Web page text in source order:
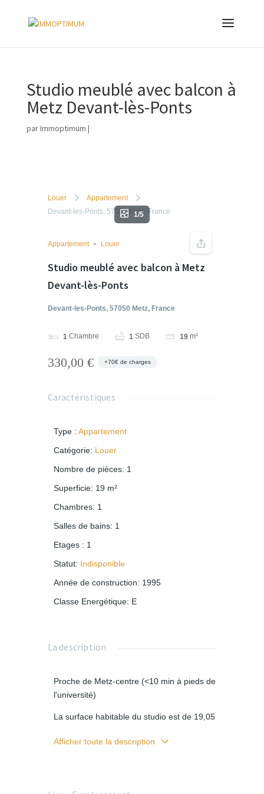
Studio meublé avec balcon à
Metz Devant-lès-Ponts
parImmoptimum |
Louer
Appartement
Devant-les-Ponts, 57050 Metz, France
1/5
Appartement Louer
Studio meublé avec balcon à Metz
Devant-lès-Ponts
Devant-les-Ponts, 57050 Metz, France
1 Chambre 1 SDB 19m²
330,00 € +70€ de charges
Caractéristiques
Type : Appartement
Catégorie: Louer
Nombre de pièces: 1
Superficie: 19 m²
Chambres: 1
Salles de bains: 1
Etages : 1
Statut: Indisponible
Année de construction: 1995
Classe Energétique: E
La description
Proche de Metz-centre (<10 min à pieds de
l'université)
La surface habitable du studio est de 19,05
Afficher toute la description